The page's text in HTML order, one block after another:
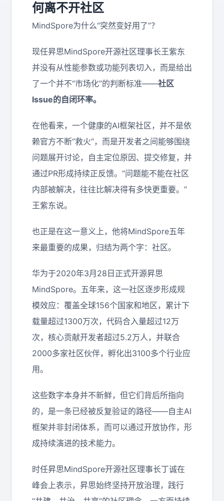
何离不开社区
MindSpore为什么“突然变好用了”？
现任昇思MindSpore开源社区理事长王紫东
并没有从性能参数或功能列表切入，而是给出
了一个并不“市场化”的判断标准——社区
Issue的自闭环率。
在他看来，一个健康的AI框架社区，并不是依
赖官方不断“救火”，而是开发者之间能够围绕
问题展开讨论，自主定位原因、提交修复，并
通过PR形成持续正反馈。“问题能不能在社区
内部被解决，往往比解决得有多快更重要。”
王紫东说。
也正是在这一意义上，他将MindSpore五年
来最重要的成果，归结为两个字：社区。
华为于2020年3月28日正式开源昇思
MindSpore。五年来，这一社区逐步形成规
模效应：覆盖全球156个国家和地区，累计下
载量超过1300万次，代码合入量超过12万
次，核心贡献开发者超过5.2万人，并联合
2000多家社区伙伴，孵化出3100多个行业应
用。
这些数字本身并不新鲜，但它们背后所指向
的，是一条已经被反复验证的路径——自主AI
框架并非封闭体系，而可以通过开放协作，形
成持续演进的技术能力。
时任昇思MindSpore开源社区理事长丁诚在
峰会上表示，昇思始终坚持开放治理，践行